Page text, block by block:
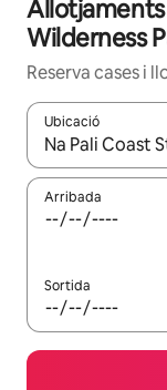
Allotjaments
Wilderness
Reserva cases i
Ubicació
Quan els
Arribada
Sortida